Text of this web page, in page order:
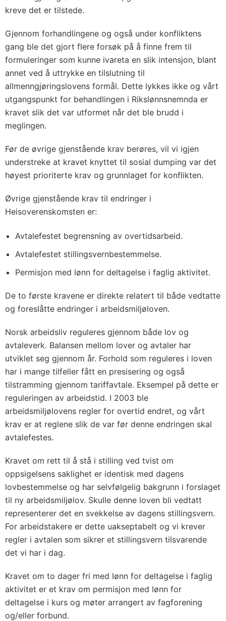
kreve det er tilstede.
Gjennom forhandlingene og også under konfliktens
gang ble det gjort flere forsøk på å finne frem til
formuleringer som kunne ivareta en slik intensjon, blant
annet ved å uttrykke en tilslutning til
allmenngjøringslovens formål. Dette lykkes ikke og vårt
utgangspunkt for behandlingen i Rikslønnsnemnda er
kravet slik det var utformet når det ble brudd i
meglingen.
Før de øvrige gjenstående krav berøres, vil vi igjen
understreke at kravet knyttet til sosial dumping var det
høyest prioriterte krav og grunnlaget for konflikten.
Øvrige gjenstående krav til endringer i
Heisoverenskomsten er:
Avtalefestet begrensning av overtidsarbeid.
Avtalefestet stillingsvernbestemmelse.
Permisjon med lønn for deltagelse i faglig aktivitet.
De to første kravene er direkte relatert til både vedtatte
og foreslåtte endringer i arbeidsmiljøloven.
Norsk arbeidsliv reguleres gjennom både lov og
avtaleverk. Balansen mellom lover og avtaler har
utviklet seg gjennom år. Forhold som reguleres i loven
har i mange tilfeller fått en presisering og også
tilstramming gjennom tariffavtale. Eksempel på dette er
reguleringen av arbeidstid. I 2003 ble
arbeidsmiljølovens regler for overtid endret, og vårt
krav er at reglene slik de var før denne endringen skal
avtalefestes.
Kravet om rett til å stå i stilling ved tvist om
oppsigelsens saklighet er identisk med dagens
lovbestemmelse og har selvfølgelig bakgrunn i forslaget
til ny arbeidsmiljølov. Skulle denne loven bli vedtatt
representerer det en svekkelse av dagens stillingsvern.
For arbeidstakere er dette uakseptabelt og vi krever
regler i avtalen som sikrer et stillingsvern tilsvarende
det vi har i dag.
Kravet om to dager fri med lønn for deltagelse i faglig
aktivitet er et krav om permisjon med lønn for
deltagelse i kurs og møter arrangert av fagforening
og/eller forbund.